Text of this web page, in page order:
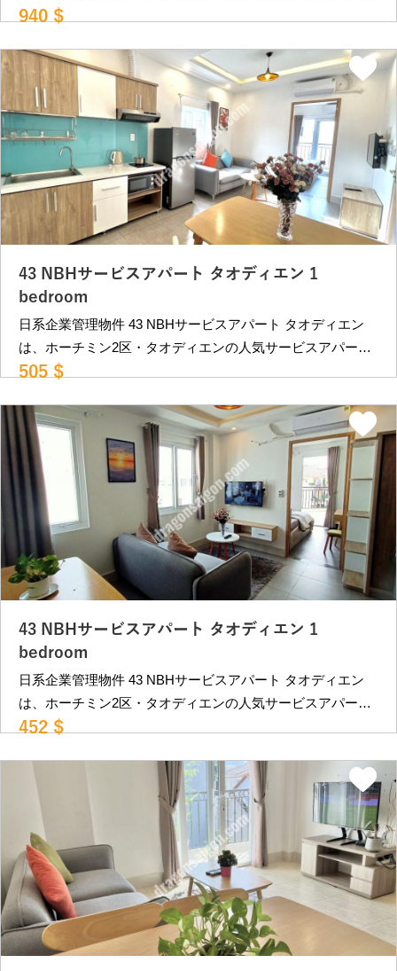
絶好のロケーションを誇ります。大通りから約20メートル離
す。
940 $
43 NBHサービスアパート タオディエン 1
bedroom
日系企業管理物件 43 NBHサービスアパート タオディエン
は、ホーチミン2区・タオディエンの人気サービスアパート
です。 メトロ駅に至近で便利な立地。 格安ながらも必要最
アで静かに暮らしたい方向きの物件です。 近隣にはカフ
ェ、レストランが多数あり、THAO DIEN PEARL地下のスー
パーマーケットも徒歩10分程度にあります。 レタントン日
本人街へも車で約15分程、第2の日本人街PHAM VIET
CHANH st.にも車で10分程と便利な立地です。 日系企業管
理物件で安心です。 部屋タイプ •1ベッドルーム（40㎡）：
452USD〜 （12,000,000VND) •1ベッドルーム（40㎡）：
505USD〜 （13,400,000VND) •2ベッドルーム（65㎡）：
528USD〜 （14,000,000VND～） ＊ VAT,インターネット,
掃除週2回、ベットシーツ交換：週１回込み ＊別途費用：電
気代：4,800VND/kWh 水道代：210,000VND/persons ※ラン
ドリーサービスは提供ございません。 専有部に洗濯機及
問合せください。 ＿＿＿＿＿＿＿＿＿＿＿＿＿＿＿＿＿＿
＿＿＿＿＿＿＿＿＿＿＿＿ ベトナム・ホーチミンの不動産
屋 ドラゴンハウジング （2007年創業）
https://dragonsaigon.com/ info@dragonsaigon.com
505 $
43 NBHサービスアパート タオディエン 1
bedroom
日系企業管理物件 43 NBHサービスアパート タオディエン
は、ホーチミン2区・タオディエンの人気サービスアパート
です。 メトロ駅に至近で便利な立地。 格安ながらも必要最
アで静かに暮らしたい方向きの物件です。 近隣にはカフ
ェ、レストランが多数あり、THAO DIEN PEARL地下のスー
パーマーケットも徒歩10分程度にあります。 レタントン日
本人街へも車で約15分程、第2の日本人街PHAM VIET
CHANH st.にも車で10分程と便利な立地です。 日系企業管
理物件で安心です。 部屋タイプ •1ベッドルーム（40㎡）：
452USD〜 （12,000,000VND) •1ベッドルーム（40㎡）：
505USD〜 （13,400,000VND) •2ベッドルーム（65㎡）：
528USD〜 （14,000,000VND～） ＊ VAT,インターネット,
452 $